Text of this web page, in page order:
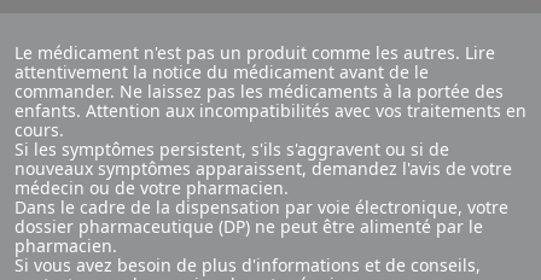
Le médicament n'est pas un produit comme les autres. Lire
attentivement la notice du médicament avant de le
commander. Ne laissez pas les médicaments à la portée des
enfants. Attention aux incompatibilités avec vos traitements en
cours.
Si les symptômes persistent, s'ils s'aggravent ou si de
nouveaux symptômes apparaissent, demandez l'avis de votre
médecin ou de votre pharmacien.
Dans le cadre de la dispensation par voie électronique, votre
dossier pharmaceutique (DP) ne peut être alimenté par le
pharmacien.
Si vous avez besoin de plus d'informations et de conseils,